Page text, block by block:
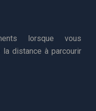
lorsque vous
distance à parcourir